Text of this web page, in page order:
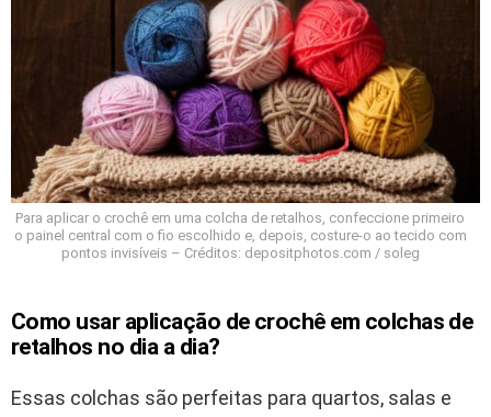
Para aplicar o crochê em uma colcha de retalhos, confeccione primeiro
o painel central com o fio escolhido e, depois, costure-o ao tecido com
pontos invisíveis – Créditos: depositphotos.com / soleg
Como usar aplicação de crochê em colchas de
retalhos no dia a dia?
Essas colchas são perfeitas para quartos, salas e